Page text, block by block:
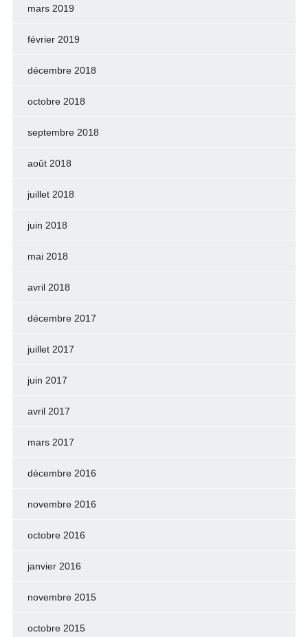
mars 2019
février 2019
décembre 2018
octobre 2018
septembre 2018
août 2018
juillet 2018
juin 2018
mai 2018
avril 2018
décembre 2017
juillet 2017
juin 2017
avril 2017
mars 2017
décembre 2016
novembre 2016
octobre 2016
janvier 2016
novembre 2015
octobre 2015